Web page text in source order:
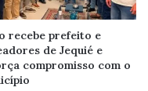
recebe prefeito e
de Jequié e
compromisso com o